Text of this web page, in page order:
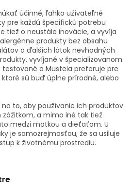
účinné, ľahko užívateľné
pre každú špecifickú potrebu
tiež o neustále inovácie, a vyvíja
produkty bez obsahu
a ďalších látok nevhodných
vyvíjané v špecializovanom
a Mustela preferuje pre
sú buď úplne prírodné, alebo
na to, aby používanie ich produktov
a mimo iné tak tiež
medzi matkou a dieťaťom. U
je samozrejmosťou, že sa usiluje
k životnému prostrediu.